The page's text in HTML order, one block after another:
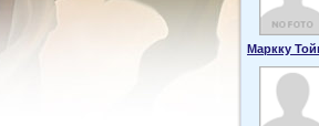
Маркку